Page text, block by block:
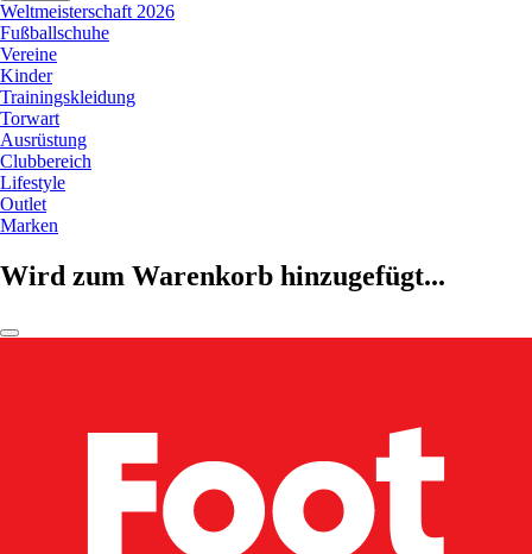
Weltmeisterschaft 2026
Fußballschuhe
Vereine
Kinder
Trainingskleidung
Torwart
Ausrüstung
Clubbereich
Lifestyle
Outlet
Marken
Wird zum Warenkorb hinzugefügt...